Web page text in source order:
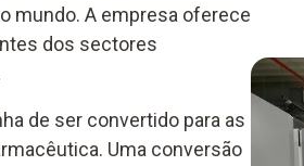
mundo. A empresa oferece
dos sectores
de ser convertido para as
Uma conversão